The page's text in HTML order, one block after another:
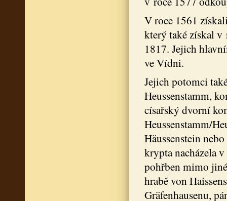
V roce 1561
který také získal
1817. Jejich
ve Vídni.
Jejich potomci
Heussenstamm,
císařský dvorní
Heussenstamm/
Häussenstein
krypta nacházela
pohřben mimo
hrabě von
Gräfenhausenu,